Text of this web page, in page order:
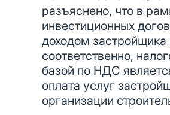
разъяснено, что в
инвестиционных
доходом застройщика
соответственно,
базой по НДС
оплата услуг
организации